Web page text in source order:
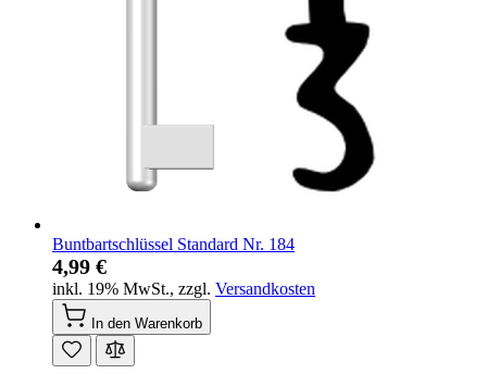
Buntbartschlüssel Standard Nr. 184
4,99 €
inkl. 19% MwSt., zzgl. Versandkosten
In den Warenkorb